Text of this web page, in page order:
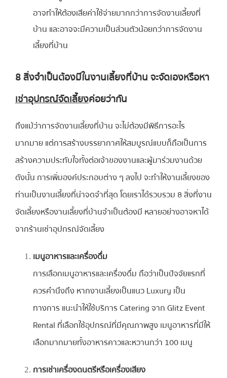
อาจทำให้ต้องเสียค่าใช้จ่ายมากกว่าการจัดงานเลี้ยงที่
บ้าน และอาจจะมีความเป็นส่วนตัวน้อยกว่าการจัดงาน
เลี้ยงที่บ้าน
8 สิ่งจำเป็นต้องมีในงานเลี้ยงที่บ้าน จะจัดเองหรือหา
เช่าอุปกรณ์จัดเลี้ยงค่อยว่ากัน
ถึงแม้ว่าการจัดงานเลี้ยงที่บ้าน จะไม่ต้องมีพิธีการอะไร
มากมาย แต่การสร้างบรรยากาศให้สมบูรณ์แบบก็ถือเป็นการ
สร้างความประทับใจทั้งต่อเจ้าของงานและผู้มาร่วมงานด้วย
ดังนั้น การเพิ่มองค์ประกอบต่าง ๆ ลงไป จะทำให้งานเลี้ยงของ
ท่านเป็นงานเลี้ยงที่น่าจดจำที่สุด โดยเราได้รวบรวม 8 สิ่งที่งาน
จัดเลี้ยงหรืองานเลี้ยงที่บ้านจำเป็นต้องมี หลายอย่างอาจหาได้
จากร้านเช่าอุปกรณ์จัดเลี้ยง
เมนูอาหารและเครื่องดื่ม
การเลือกเมนูอาหารและเครื่องดื่ม ถือว่าเป็นปัจจัยแรกที่
ควรคำนึงถึง หากงานเลี้ยงเป็นแนว Luxury เป็น
ทางการ แนะนำให้ใช้บริการ Catering จาก Glitz Event
Rental ที่เลือกใช้อุปกรณ์ที่มีคุณภาพสูง เมนูอาหารที่มีให้
เลือกมากมายทั้งอาหารคาวและหวานกว่า 100 เมนู
การเช่าเครื่องดนตรีหรือเครื่องเสียง